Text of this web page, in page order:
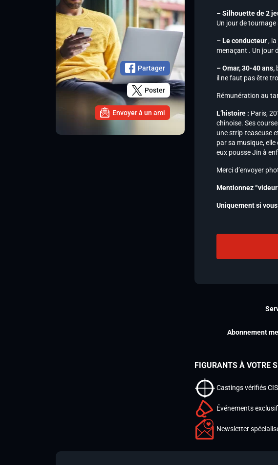
Partager
Poster
Envoyer à un ami
– Silhouette de 2
Un jour de
– Le conducteur,
menaçant . Un jour
– Omar, 30-40 ans,
il ne faut pas être
Rémunération au
L’histoire : Paris,
chinoise. Ses
une strip-teaseuse
par sa musique,
eux pousse Jin à
Merci d’envoyer
Mentionnez
Uniquement si
Abonnement
FIGURANTS À VOTRE
Castings vérifiés
Événements
Newsletter